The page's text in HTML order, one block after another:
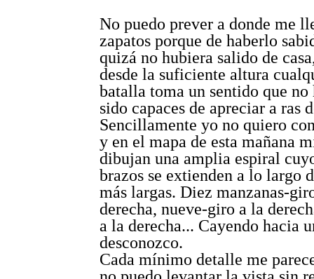
No puedo prever a donde me
zapatos porque de haberlo
quizá no hubiera salido de
desde la suficiente altura
batalla toma un sentido que no
sido capaces de apreciar a ras
Sencillamente yo no quiero
y en el mapa de esta mañana
dibujan una amplia espiral
brazos se extienden a lo largo
más largas. Diez manzanas-
derecha, nueve-giro a la
a la derecha... Cayendo hacia
desconozco.
Cada mínimo detalle me